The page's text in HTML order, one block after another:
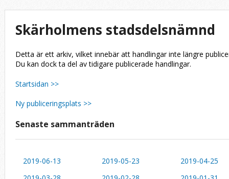
Skärholmens stadsdelsnämnd
Detta är ett arkiv, vilket innebär att handlingar inte längre
Du kan dock ta del av tidigare publicerade handlingar.
Startsidan >>
Ny publiceringsplats >>
Senaste sammanträden
2019-06-13 2019-05-23
2019-04-25